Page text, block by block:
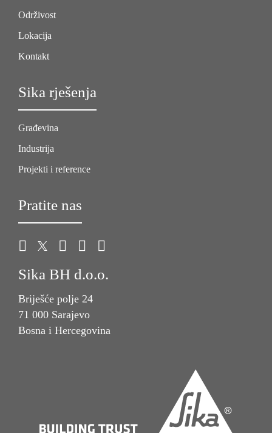
Održivost
Lokacija
Kontakt
Sika rješenja
Građevina
Industrija
Projekti i reference
Pratite nas
Sika BH d.o.o.
Briješće polje 24
71 000 Sarajevo
Bosna i Hercegovina